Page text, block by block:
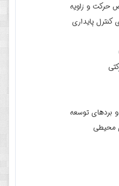
حرکت و زاویه
پایداری
محیطی